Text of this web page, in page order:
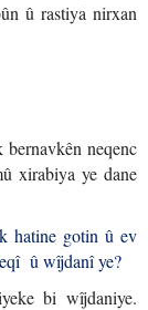
û rastiya nirxan
neqenc
xirabiya ye dane
hatine gotin û ev
û wîjdanî ye?
bi wîjdaniye.